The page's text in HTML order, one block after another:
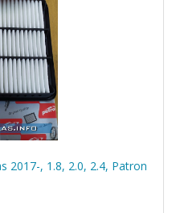
2017-, 1.8, 2.0, 2.4, Patron